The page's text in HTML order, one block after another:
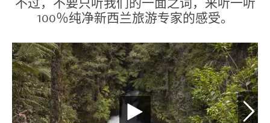
不过，不要只听我们的一面之词，来听一听
100％纯净新西兰旅游专家的感受。